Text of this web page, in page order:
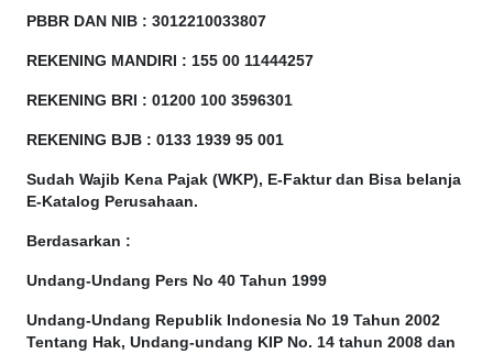
PBBR DAN NIB : 3012210033807
REKENING MANDIRI : 155 00 11444257
REKENING BRI : 01200 100 3596301
REKENING BJB : 0133 1939 95 001
Sudah Wajib Kena Pajak (WKP), E-Faktur dan Bisa belanja
E-Katalog Perusahaan.
Berdasarkan :
Undang-Undang Pers No 40 Tahun 1999
Undang-Undang Republik Indonesia No 19 Tahun 2002
Tentang Hak, Undang-undang KIP No. 14 tahun 2008 dan